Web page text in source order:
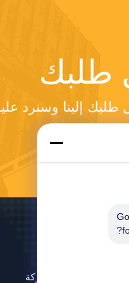
طلبك
طلبك إلينا
ملف الشركة